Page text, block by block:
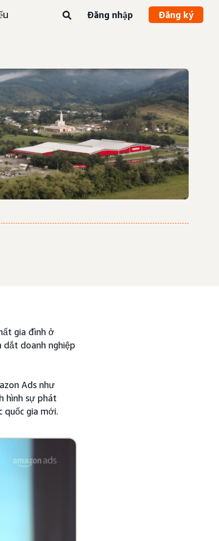
Đăng nhập Đăng ký
gia đình ở
dắt doanh nghiệp
Ads như
hình sự phát
quốc gia mới.